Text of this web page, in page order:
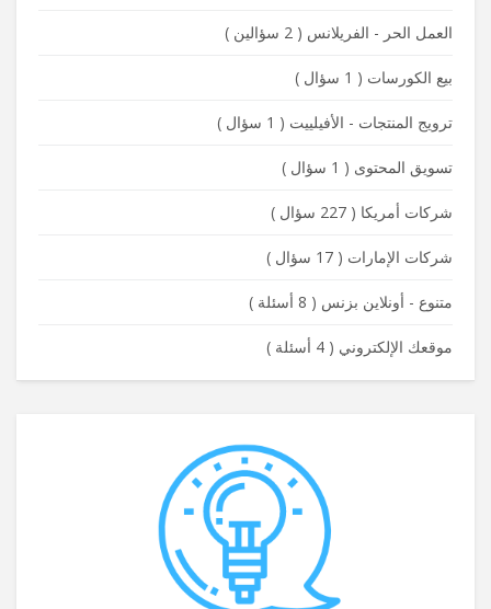
العمل الحر - الفريلانس ( 2 سؤالين )
بيع الكورسات ( 1 سؤال )
ترويج المنتجات - الأفيلييت ( 1 سؤال )
تسويق المحتوى ( 1 سؤال )
شركات أمريكا ( 227 سؤال )
شركات الإمارات ( 17 سؤال )
متنوع - أونلاين بزنس ( 8 أسئلة )
موقعك الإلكتروني ( 4 أسئلة )